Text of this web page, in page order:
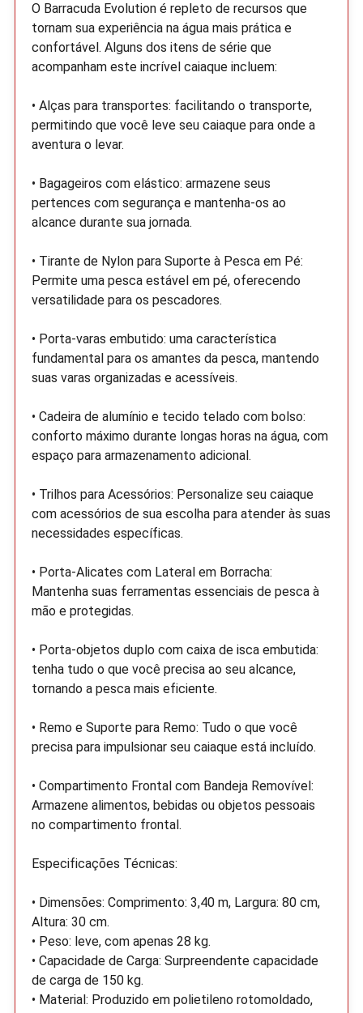
O Barracuda Evolution é repleto de recursos que
tornam sua experiência na água mais prática e
confortável. Alguns dos itens de série que
acompanham este incrível caiaque incluem:
• Alças para transportes: facilitando o transporte,
permitindo que você leve seu caiaque para onde a
aventura o levar.
• Bagageiros com elástico: armazene seus
pertences com segurança e mantenha-os ao
alcance durante sua jornada.
• Tirante de Nylon para Suporte à Pesca em Pé:
Permite uma pesca estável em pé, oferecendo
versatilidade para os pescadores.
• Porta-varas embutido: uma característica
fundamental para os amantes da pesca, mantendo
suas varas organizadas e acessíveis.
• Cadeira de alumínio e tecido telado com bolso:
conforto máximo durante longas horas na água, com
espaço para armazenamento adicional.
• Trilhos para Acessórios: Personalize seu caiaque
com acessórios de sua escolha para atender às suas
necessidades específicas.
• Porta-Alicates com Lateral em Borracha:
Mantenha suas ferramentas essenciais de pesca à
mão e protegidas.
• Porta-objetos duplo com caixa de isca embutida:
tenha tudo o que você precisa ao seu alcance,
tornando a pesca mais eficiente.
• Remo e Suporte para Remo: Tudo o que você
precisa para impulsionar seu caiaque está incluído.
• Compartimento Frontal com Bandeja Removível:
Armazene alimentos, bebidas ou objetos pessoais
no compartimento frontal.
Especificações Técnicas:
• Dimensões: Comprimento: 3,40 m, Largura: 80 cm,
Altura: 30 cm.
• Peso: leve, com apenas 28 kg.
• Capacidade de Carga: Surpreendente capacidade
de carga de 150 kg.
• Material: Produzido em polietileno rotomoldado,